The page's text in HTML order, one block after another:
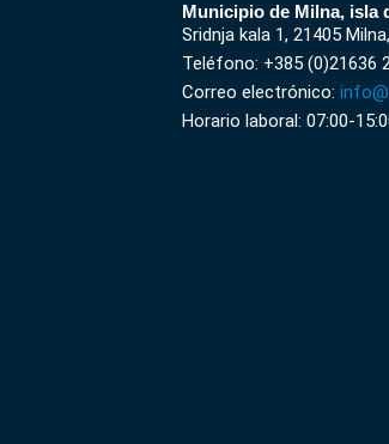
Municipio de Milna, isla
Sridnja kala 1, 21405
Teléfono: +385 (0)21636
Correo electrónico:
Horario laboral: 07:00-